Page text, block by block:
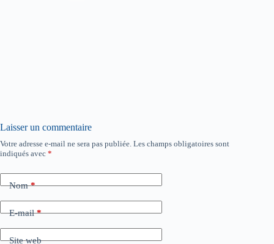
Laisser un commentaire
Votre adresse e-mail ne sera pas publiée. Les champs obligatoires sont
indiqués avec *
Nom*
E-mail*
Site web